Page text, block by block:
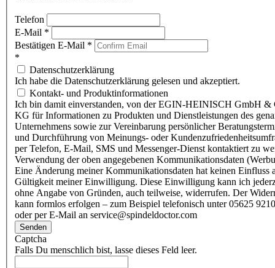
Telefon
E-Mail *
Bestätigen E-Mail *
*
Datenschutzerklärung
Ich habe die Datenschutzerklärung gelesen und akzeptiert.
Kontakt- und Produktinformationen
Ich bin damit einverstanden, von der EGIN-HEINISCH GmbH &
KG für Informationen zu Produkten und Dienstleistungen des
Unternehmens sowie zur Vereinbarung persönlicher
und Durchführung von Meinungs- oder
per Telefon, E-Mail, SMS und Messenger-Dienst kontaktiert zu
Verwendung der oben angegebenen Kommunikationsdaten
Eine Änderung meiner Kommunikationsdaten hat keinen Einfluss
Gültigkeit meiner Einwilligung. Diese Einwilligung kann ich
ohne Angabe von Gründen, auch teilweise, widerrufen. Der
kann formlos erfolgen – zum Beispiel telefonisch unter 05625
oder per E-Mail an service@spindeldoctor.com
Senden
Captcha
Falls Du menschlich bist, lasse dieses Feld leer.